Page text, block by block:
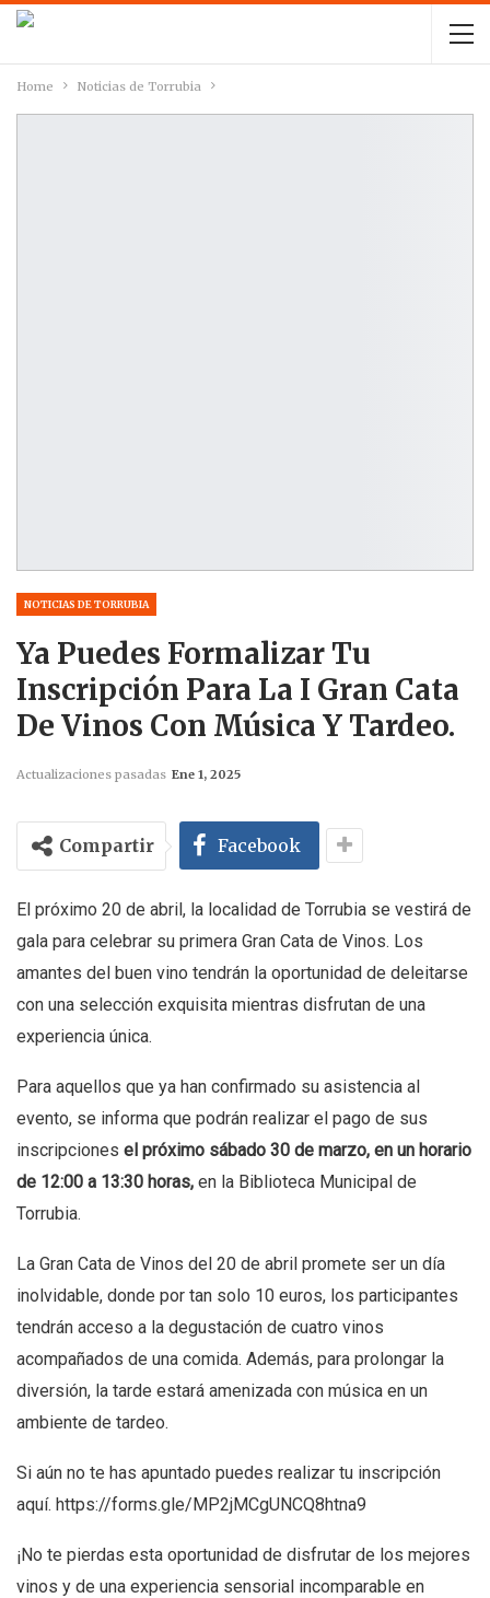
Home Noticias de Torrubia
NOTICIAS DE TORRUBIA
Ya Puedes Formalizar Tu
Inscripción Para La I Gran Cata
De Vinos Con Música Y Tardeo.
Actualizaciones pasadas Ene 1, 2025
Compartir Facebook
El próximo 20 de abril, la localidad de Torrubia se vestirá de
gala para celebrar su primera Gran Cata de Vinos. Los
amantes del buen vino tendrán la oportunidad de deleitarse
con una selección exquisita mientras disfrutan de una
experiencia única.
Para aquellos que ya han confirmado su asistencia al
evento, se informa que podrán realizar el pago de sus
inscripciones el próximo sábado 30 de marzo, en un horario
de 12:00 a 13:30 horas, en la Biblioteca Municipal de
Torrubia.
La Gran Cata de Vinos del 20 de abril promete ser un día
inolvidable, donde por tan solo 10 euros, los participantes
tendrán acceso a la degustación de cuatro vinos
acompañados de una comida. Además, para prolongar la
diversión, la tarde estará amenizada con música en un
ambiente de tardeo.
Si aún no te has apuntado puedes realizar tu inscripción
aquí. https://forms.gle/MP2jMCgUNCQ8htna9
¡No te pierdas esta oportunidad de disfrutar de los mejores
vinos y de una experiencia sensorial incomparable en